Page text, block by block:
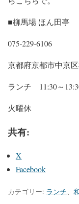
■柳馬場 ほん田亭
075-229-6106
京都府京都市中京
ランチ 11:30～
火曜休
共有:
X
Facebook
カテゴリー: ランチ